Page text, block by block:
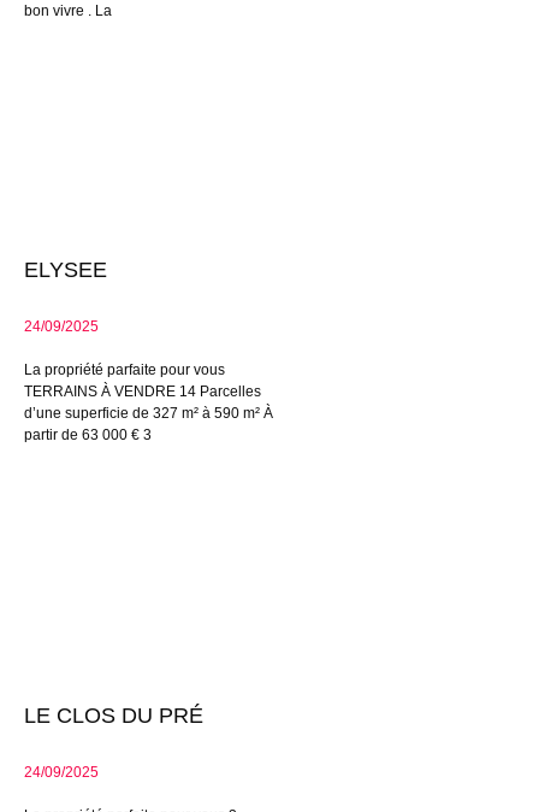
bon vivre . La
ELYSEE
24/09/2025
La propriété parfaite pour vous
TERRAINS À VENDRE 14 Parcelles
d’une superficie de 327 m² à 590 m² À
partir de 63 000 € 3
LE CLOS DU PRÉ
24/09/2025